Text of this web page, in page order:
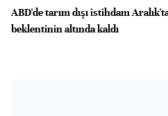
ABD'de tarım dışı istihdam
beklentinin altında kaldı